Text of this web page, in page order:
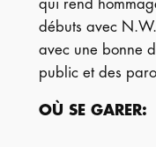
qui rend
débuts avec
avec une bonne
public et des
OÙ SE GARER: